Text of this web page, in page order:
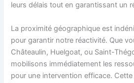
leurs délais tout en garantissant un
La proximité géographique est
pour garantir notre réactivité. Que
Châteaulin, Huelgoat, ou Saint-
mobilisons immédiatement les
pour une intervention efficace.